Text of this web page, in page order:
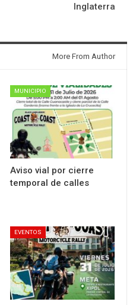
Inglaterra
More From Author
MUNICIPIO
Aviso vial por cierre
temporal de calles
EVENTOS